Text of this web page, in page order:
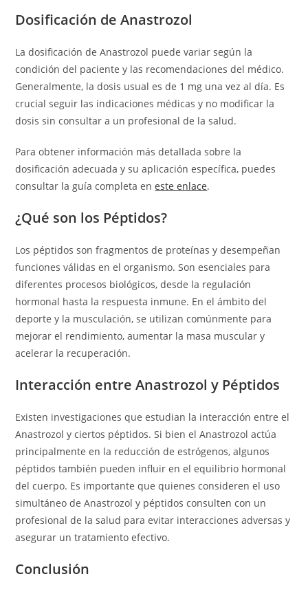
Dosificación de Anastrozol
La dosificación de Anastrozol puede variar según la
condición del paciente y las recomendaciones del médico.
Generalmente, la dosis usual es de 1 mg una vez al día. Es
crucial seguir las indicaciones médicas y no modificar la
dosis sin consultar a un profesional de la salud.
Para obtener información más detallada sobre la
dosificación adecuada y su aplicación específica, puedes
consultar la guía completa eneste enlace.
¿Qué son los Péptidos?
Los péptidos son fragmentos de proteínas y desempeñan
funciones válidas en el organismo. Son esenciales para
diferentes procesos biológicos, desde la regulación
hormonal hasta la respuesta inmune. En el ámbito del
deporte y la musculación, se utilizan comúnmente para
mejorar el rendimiento, aumentar la masa muscular y
acelerar la recuperación.
Interacción entre Anastrozol y Péptidos
Existen investigaciones que estudian la interacción entre el
Anastrozol y ciertos péptidos. Si bien el Anastrozol actúa
principalmente en la reducción de estrógenos, algunos
péptidos también pueden influir en el equilibrio hormonal
del cuerpo. Es importante que quienes consideren el uso
simultáneo de Anastrozol y péptidos consulten con un
profesional de la salud para evitar interacciones adversas y
asegurar un tratamiento efectivo.
Conclusión